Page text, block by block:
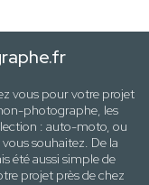
vous pour votre projet
photographe, les
: auto-moto, ou
souhaitez. De la
été aussi simple de
projet près dechez